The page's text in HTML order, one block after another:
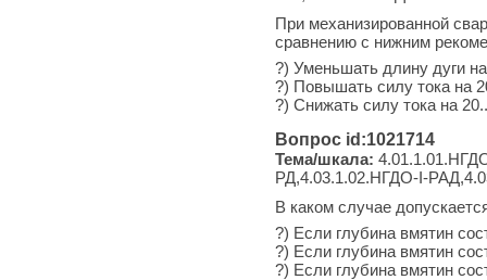
При механизированной
сравнению с нижним
?) Уменьшать длину дуги
?) Повышать силу тока на
?) Снижать силу тока на
Вопрос id:1021714
Тема/шкала:
РД,4.03.1.02.НГДО-I-
В каком случае
?) Если глубина вмятин
?) Если глубина вмятин
?) Если глубина вмятин